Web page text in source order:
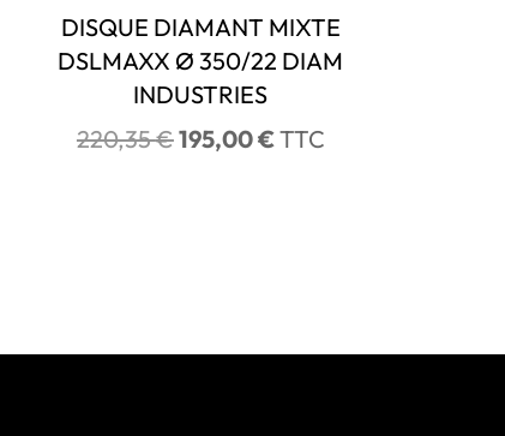
DISQUE DIAMANT MIXTE
DSLMAXX Ø 350/22 DIAM
INDUSTRIES
220,35€Le
195,00€Le
TTC